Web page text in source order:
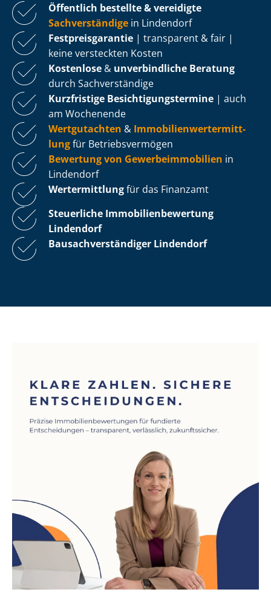
Öffentlich bestellte & vereidigte
Sachverständige in Lindendorf
Fest­preis­ga­ran­tie | transparent & fair |
keine versteckten Kosten
Kostenlose & unverbindliche Beratung
durch Sachverständige
Kurzfristige Be­sich­ti­gungs­ter­mi­ne | auch
am Wochenende
Wertgutachten & Im­mo­bi­li­en­wert­ermitt­
lungfür Be­triebs­ver­mö­gen
Bewertung von Ge­wer­be­im­mo­bi­li­en in
Lindendorf
Wertermittlungfür das Finanzamt
Steuerliche Im­mo­bi­li­en­be­wer­tung
Lindendorf
Bau­sach­ver­stän­di­ger Lindendorf